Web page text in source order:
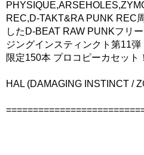
REC,D-TAKT&RA PUNK REC
したD-BEAT RAW PUNKフリ
ジングインスティンクト第11弾
限定150本 プロコピーカセット
HAL (DAMAGING INSTINCT /